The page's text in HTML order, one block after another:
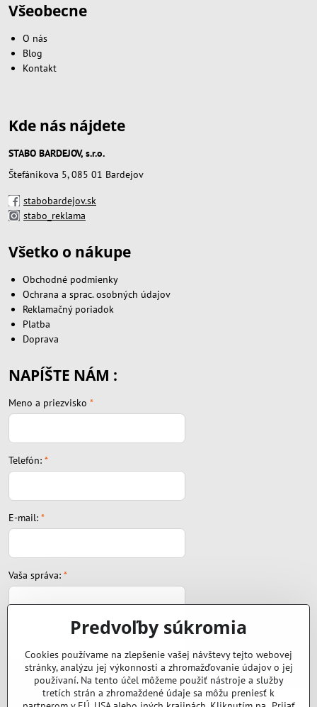
Všeobecne
O nás
Blog
Kontakt
Kde nás nájdete
STABO BARDEJOV, s.r.o.
Štefánikova 5, 085 01 Bardejov
stabobardejov.sk
stabo_reklama
Všetko o nákupe
Obchodné podmienky
Ochrana a sprac. osobných údajov
Reklamačný poriadok
Platba
Doprava
NAPÍŠTE NÁM :
Meno a priezvisko *
Telefón: *
E-mail: *
Vaša správa: *
Súbor:
Predvoľby súkromia
Cookies používame na zlepšenie vašej návštevy tejto webovej
stránky, analýzu jej výkonnosti a zhromažďovanie údajov o jej
používaní. Na tento účel môžeme použiť nástroje a služby
tretích strán a zhromaždené údaje sa môžu preniesť k